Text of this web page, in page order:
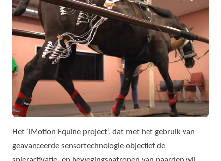
Het ‘iMotion Equine project’, dat met het gebruik van
geavanceerde sensortechnologie objectief de